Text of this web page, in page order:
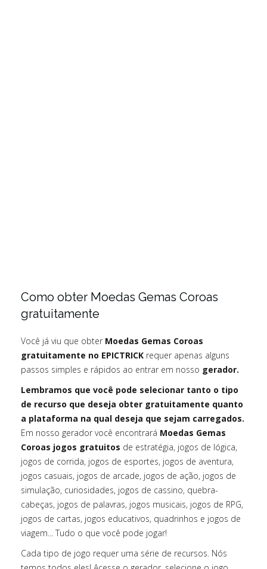
Como obter Moedas Gemas Coroas
gratuitamente
Você já viu que obter Moedas Gemas Coroas
gratuitamente no EPICTRICK requer apenas alguns
passos simples e rápidos ao entrar em nosso gerador.
Lembramos que você pode selecionar tanto o tipo
de recurso que deseja obter gratuitamente quanto
a plataforma na qual deseja que sejam carregados.
Em nosso gerador você encontrará Moedas Gemas
Coroas jogos gratuitos de estratégia, jogos de lógica,
jogos de corrida, jogos de esportes, jogos de aventura,
jogos casuais, jogos de arcade, jogos de ação, jogos de
simulação, curiosidades, jogos de cassino, quebra-
cabeças, jogos de palavras, jogos musicais, jogos de RPG,
jogos de cartas, jogos educativos, quadrinhos e jogos de
viagem... Tudo o que você pode jogar!
Cada tipo de jogo requer uma série de recursos. Nós